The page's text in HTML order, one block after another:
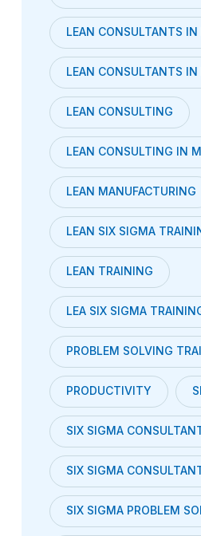
LEAN CONSULTANTS IN
LEAN CONSULTANTS
LEAN CONSULTING
LEAN CONSULTING IN
LEAN MANUFACTURING
LEAN SIX SIGMA
LEAN TRAINING
LEA SIX SIGMA
PROBLEM SOLVING
PRODUCTIVITY
SIX SIGMA
SIX SIGMA
SIX SIGMA PROBLEM